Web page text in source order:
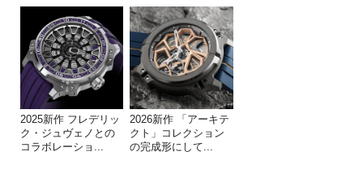
2025新作 フレデリッ
ク・ジュヴェノとの
コラボレーショ...
2026新作 「アーキテ
クト」コレクション
の完成形にして...